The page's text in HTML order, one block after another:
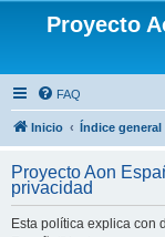
Proyecto
FAQ
Inicio Índice general
Proyecto Aon
privacidad
Esta política explica con